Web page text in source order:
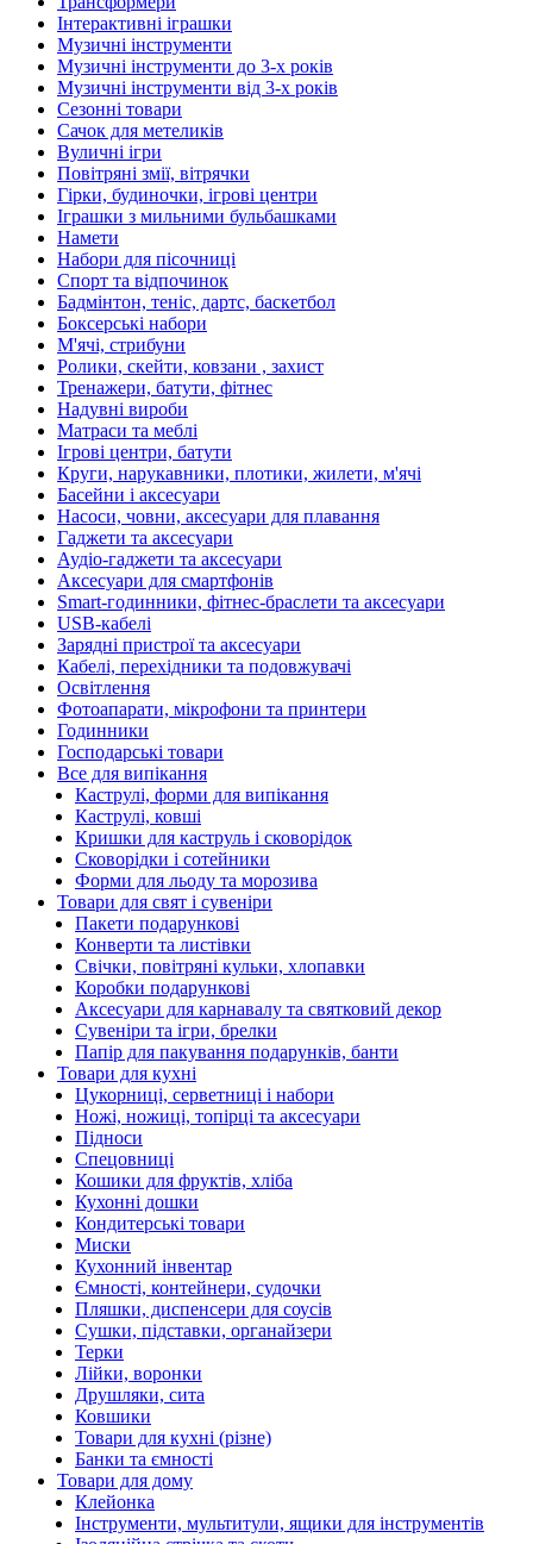
Інтерактивні іграшки
Музичні інструменти
Музичні інструменти до 3-х років
Музичні інструменти від 3-х років
Сезонні товари
Сачок для метеликів
Вуличні ігри
Повітряні змії, вітрячки
Гірки, будиночки, ігрові центри
Іграшки з мильними бульбашками
Намети
Набори для пісочниці
Спорт та відпочинок
Бадмінтон, теніс, дартс, баскетбол
Боксерські набори
М'ячі, стрибуни
Ролики, скейти, ковзани , захист
Тренажери, батути, фітнес
Надувні вироби
Матраси та меблі
Ігрові центри, батути
Круги, нарукавники, плотики, жилети, м'ячі
Басейни і аксесуари
Насоси, човни, аксесуари для плавання
Гаджети та аксесуари
Аудіо-гаджети та аксесуари
Аксесуари для смартфонів
Smart-годинники, фітнес-браслети та аксесуари
USB-кабелі
Зарядні пристрої та аксесуари
Кабелі, перехідники та подовжувачі
Освітлення
Фотоапарати, мікрофони та принтери
Годинники
Господарські товари
Все для випікання
Каструлі, форми для випікання
Каструлі, ковші
Кришки для каструль і сковорідок
Сковорідки і сотейники
Форми для льоду та морозива
Товари для свят і сувеніри
Пакети подарункові
Конверти та листівки
Свічки, повітряні кульки, хлопавки
Коробки подарункові
Аксесуари для карнавалу та святковий декор
Сувеніри та ігри, брелки
Папір для пакування подарунків, банти
Товари для кухні
Цукорниці, серветниці і набори
Ножі, ножиці, топірці та аксесуари
Підноси
Спецовниці
Кошики для фруктів, хліба
Кухонні дошки
Кондитерські товари
Миски
Кухонний інвентар
Ємності, контейнери, судочки
Пляшки, диспенсери для соусів
Сушки, підставки, органайзери
Терки
Лійки, воронки
Друшляки, сита
Ковшики
Товари для кухні (різне)
Банки та ємності
Товари для дому
Клейонка
Інструменти, мультитули, ящики для інструментів